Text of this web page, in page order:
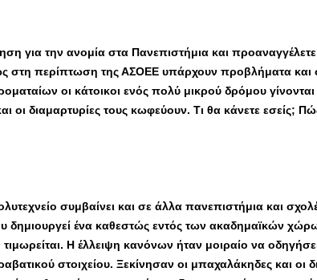
για την ανομία στα Πανεπιστήμια και
στη περίπτωση της ΑΣΟΕΕ υπάρχουν προβλήματα και
οι κάτοικοι ενός πολύ μικρού δρόμου
οι διαμαρτυρίες τους κωφεύουν. Τι θα κάνετε εσείς;
συμβαίνει και σε άλλα πανεπιστήμια και
ένα καθεστώς εντός των ακαδημαϊκών
τιμωρείται. Η έλλειψη κανόνων ήταν μοιραίο να
στοιχείου. Ξεκίνησαν οι μπαχαλάκηδες και οι